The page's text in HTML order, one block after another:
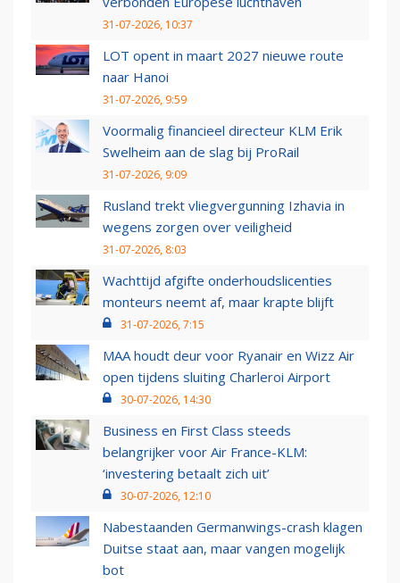
31-07-2026, 10:37
LOT opent in maart 2027 nieuwe route
naar Hanoi
31-07-2026, 9:59
Voormalig financieel directeur KLM Erik
Swelheim aan de slag bij ProRail
31-07-2026, 9:09
Rusland trekt vliegvergunning Izhavia in
wegens zorgen over veiligheid
31-07-2026, 8:03
Wachttijd afgifte onderhoudslicenties
monteurs neemt af, maar krapte blijft
31-07-2026, 7:15
MAA houdt deur voor Ryanair en Wizz Air
open tijdens sluiting Charleroi Airport
30-07-2026, 14:30
Business en First Class steeds
belangrijker voor Air France-KLM:
‘investering betaalt zich uit’
30-07-2026, 12:10
Nabestaanden Germanwings-crash klagen
Duitse staat aan, maar vangen mogelijk
bot